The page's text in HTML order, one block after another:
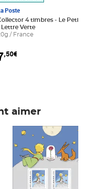
au panier
Poste
4 timbres - Le Petit
Lettre Verte
/ France
,50€
aimer
Prix 7,50€